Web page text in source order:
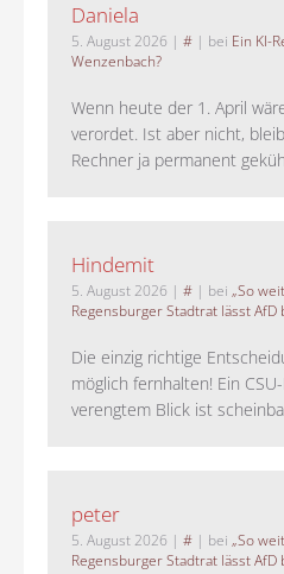
Daniela
5. August 2026 | # | bei Ein KI-
Wenzenbach?
Wenn heute der 1. April
verordet. Ist aber nicht,
Rechner ja permanent
Hindemit
5. August 2026 | # | bei „So
Regensburger Stadtrat lässt
Die einzig richtige
möglich fernhalten! Ein
verengtem Blick ist
peter
5. August 2026 | # | bei „So
Regensburger Stadtrat lässt